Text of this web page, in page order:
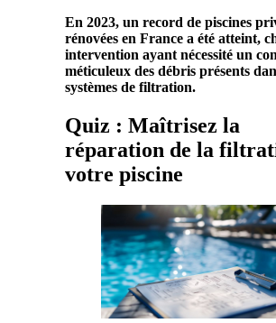
En 2023, un record de piscines
rénovées en France a été atteint,
intervention ayant nécessité un
méticuleux des débris présents
systèmes de filtration.
Quiz : Maîtrisez la
réparation de la
votre piscine